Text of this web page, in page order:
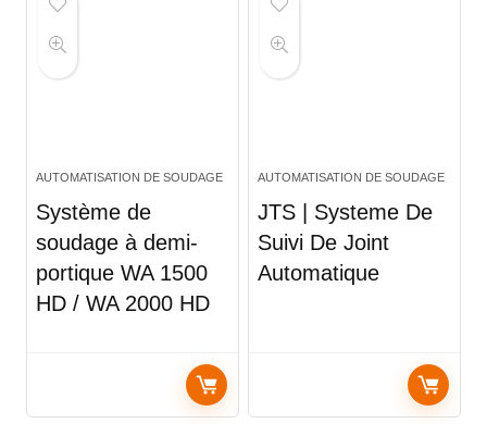
AUTOMATISATION DE SOUDAGE
Système de
soudage à demi-
portique WA 1500
HD / WA 2000 HD
AUTOMATISATION DE SOUDAGE
JTS | Systeme De
Suivi De Joint
Automatique